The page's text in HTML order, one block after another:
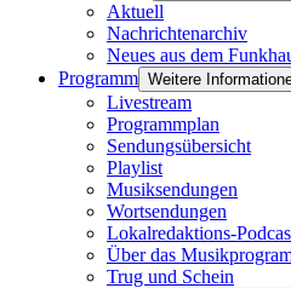
Aktuell
Nachrichtenarchiv
Neues aus dem
Programm Weitere
Livestream
Programmplan
Sendungsübersicht
Playlist
Musiksendungen
Wortsendungen
Lokalredaktions-
Über das
Trug und Schein